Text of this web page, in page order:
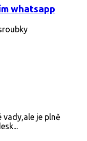
whatsapp
vady,ale je plně